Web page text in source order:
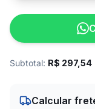
Subtotal: R$ 297,54
Calcular